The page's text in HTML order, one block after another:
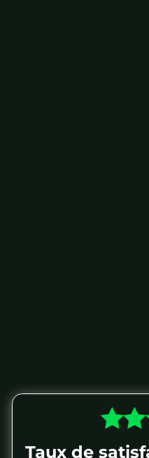
Taux de